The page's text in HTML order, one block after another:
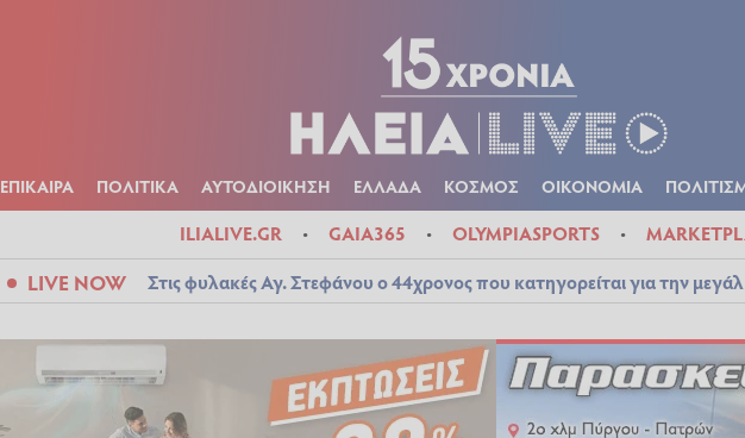
ΕΠΙΚΑΙΡΑ ΠΟΛΙΤΙΚΑ ΑΥΤΟΔΙΟΙΚΗΣΗ ΕΛΛΑΔΑ ΚΟΣΜΟΣ ΟΙΚΟΝΟΜΙΑ
ILIALIVE.GR GAIA365 OLYMPIASPORTS
LIVE NOW Στις φυλακές Αγ. Στεφάνου ο 44χρονος που κατηγορείται για την